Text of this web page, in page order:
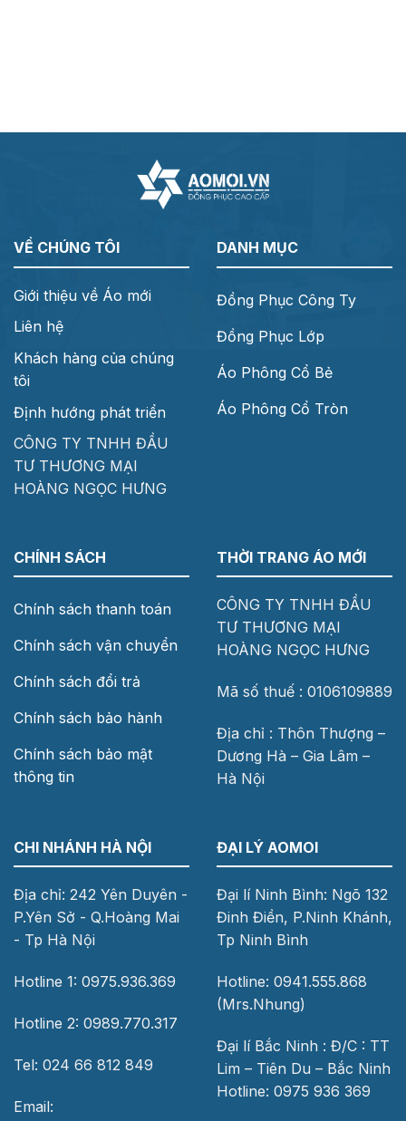
VỀ CHÚNG TÔI
Giới thiệu về Áo mới
Liên hệ
Khách hàng của chúng
tôi
Định hướng phát triển
CÔNG TY TNHH ĐẦU
TƯ THƯƠNG MẠI
HOÀNG NGỌC HƯNG
DANH MỤC
Đồng Phục Công Ty
Đồng Phục Lớp
Áo Phông Cổ Bẻ
Áo Phông Cổ Tròn
CHÍNH SÁCH
Chính sách thanh toán
Chính sách vận chuyển
Chính sách đổi trả
Chính sách bảo hành
Chính sách bảo mật
thông tin
THỜI TRANG ÁO MỚI
CÔNG TY TNHH ĐẦU
TƯ THƯƠNG MẠI
HOÀNG NGỌC HƯNG
Mã số thuế : 0106109889
Địa chỉ : Thôn Thượng –
Dương Hà – Gia Lâm –
Hà Nội
CHI NHÁNH HÀ NỘI
Địa chỉ: 242 Yên Duyên -
P.Yên Sở - Q.Hoàng Mai
- Tp Hà Nội
Hotline 1: 0975.936.369
Hotline 2: 0989.770.317
Tel: 024 66 812 849
Email:
ĐẠI LÝ AOMOI
Đại lí Ninh Bình: Ngõ 132
Đinh Điền, P.Ninh Khánh,
Tp Ninh Bình
Hotline: 0941.555.868
(Mrs.Nhung)
Đại lí Bắc Ninh : Đ/C : TT
Lim – Tiên Du – Bắc Ninh
Hotline: 0975 936 369